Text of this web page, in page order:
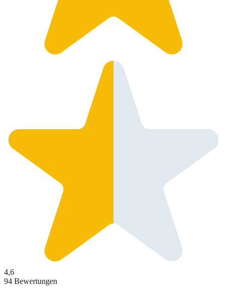
4,6
94 Bewertungen